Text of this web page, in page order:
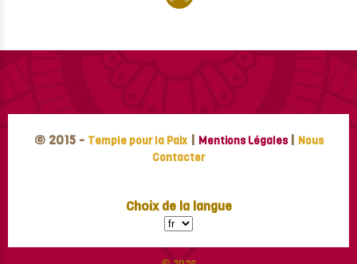
© 2015 - Temple pour la Paix | Mentions Légales | Nous
Contacter
Choix de la langue